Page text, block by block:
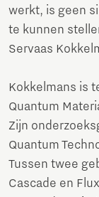
werkt, is geen
te kunnen
Servaas
Kokkelmans is
Quantum
Zijn
Quantum
Tussen twee
Cascade en